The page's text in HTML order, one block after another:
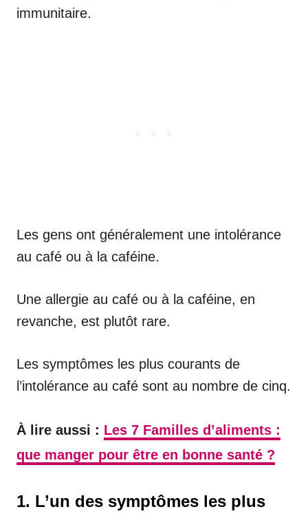
immunitaire.
Les gens ont généralement une intolérance
au café ou à la caféine.
Une allergie au café ou à la caféine, en
revanche, est plutôt rare.
Les symptômes les plus courants de
l’intolérance au café sont au nombre de cinq.
À lire aussi : Les 7 Familles d’aliments :
que manger pour être en bonne santé ?
1. L’un des symptômes les plus